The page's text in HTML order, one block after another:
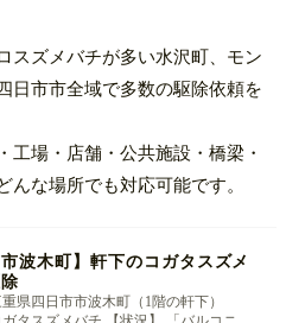
スズメバチが多い水沢町、モン
日市市全域で多数の駆除依頼を
工場・店舗・公共施設・橋梁・
んな場所でも対応可能です。
市波木町】軒下のコガタスズメ
重県四日市市波木町（1階の軒下）